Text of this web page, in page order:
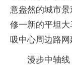
意盎然的城市
修一新的平坦
吸中心周边路网
漫步中轴线